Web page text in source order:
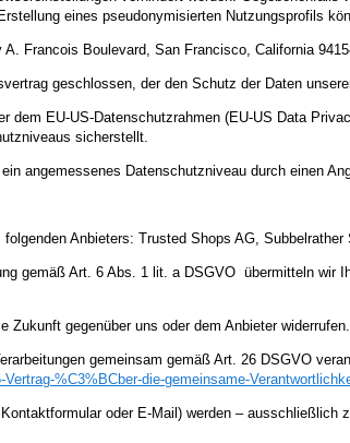
eines pseudonymisierten Nutzungsprofils
Francois Boulevard, San Francisco, California
geschlossen, der den Schutz der Daten
dem EU-US-Datenschutzrahmen (EU-US Data
sicherstellt.
angemessenes Datenschutzniveau durch einen
Anbieters: Trusted Shops AG,
gemäß Art. 6 Abs. 1 lit. a DSGVO übermitteln wir
Zukunft gegenüber uns oder dem Anbieter widerrufen.
gemeinsam gemäß Art. 26 DSGVO
Vertrag-%C3%BCber-die-gemeinsame-
oder E-Mail) werden –